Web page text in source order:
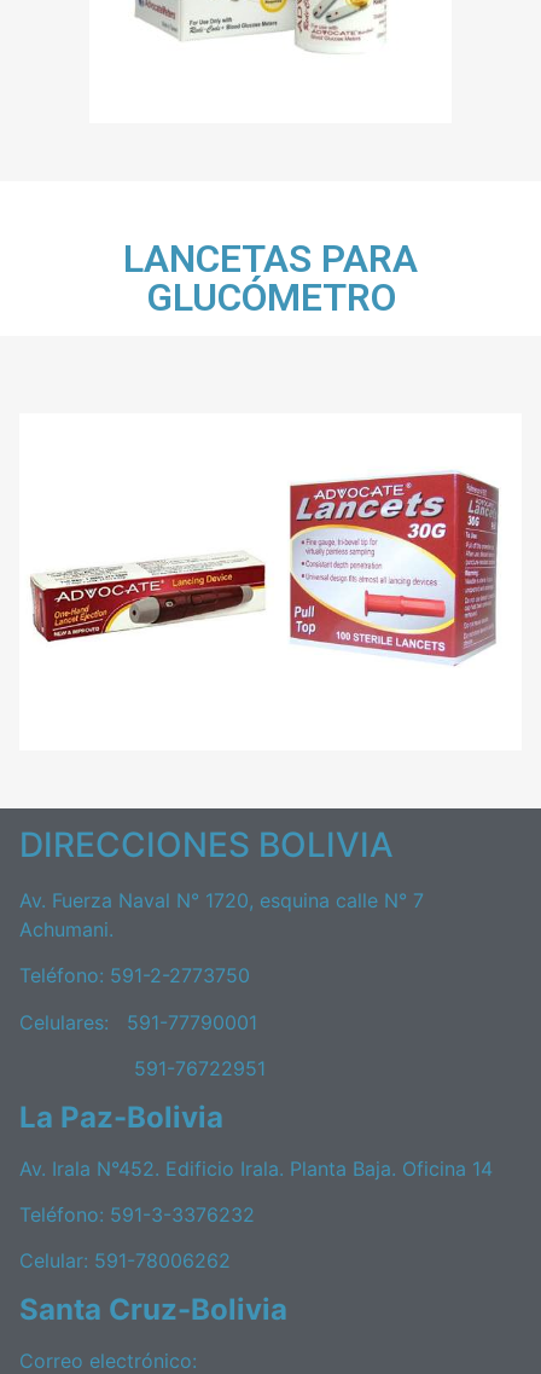
LANCETAS PARA
GLUCÓMETRO
DIRECCIONES BOLIVIA
Av. Fuerza Naval N° 1720, esquina calle N° 7
Achumani.
Teléfono: 591-2-2773750
Celulares: 591-77790001
591-76722951
La Paz-Bolivia
Av. Irala N°452. Edificio Irala. Planta Baja. Oficina 14
Teléfono: 591-3-3376232
Celular: 591-78006262
Santa Cruz-Bolivia
Correo electrónico: